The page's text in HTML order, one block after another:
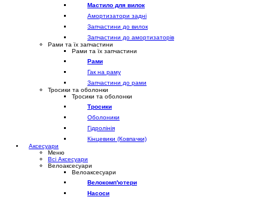
Мастило для вилок
Амортизатори задні
Запчастини до вилок
Запчастини до амортизаторів
Рами та їх запчастини
Рами та їх запчастини
Рами
Гак на раму
Запчастини до рами
Тросики та оболонки
Тросики та оболонки
Тросики
Оболоники
Гідролінія
Кінцевики (Ковпачки)
Аксесуари
Меню
Всі Аксесуари
Велоаксесуари
Велоаксесуари
Велокомп'ютери
Насоси